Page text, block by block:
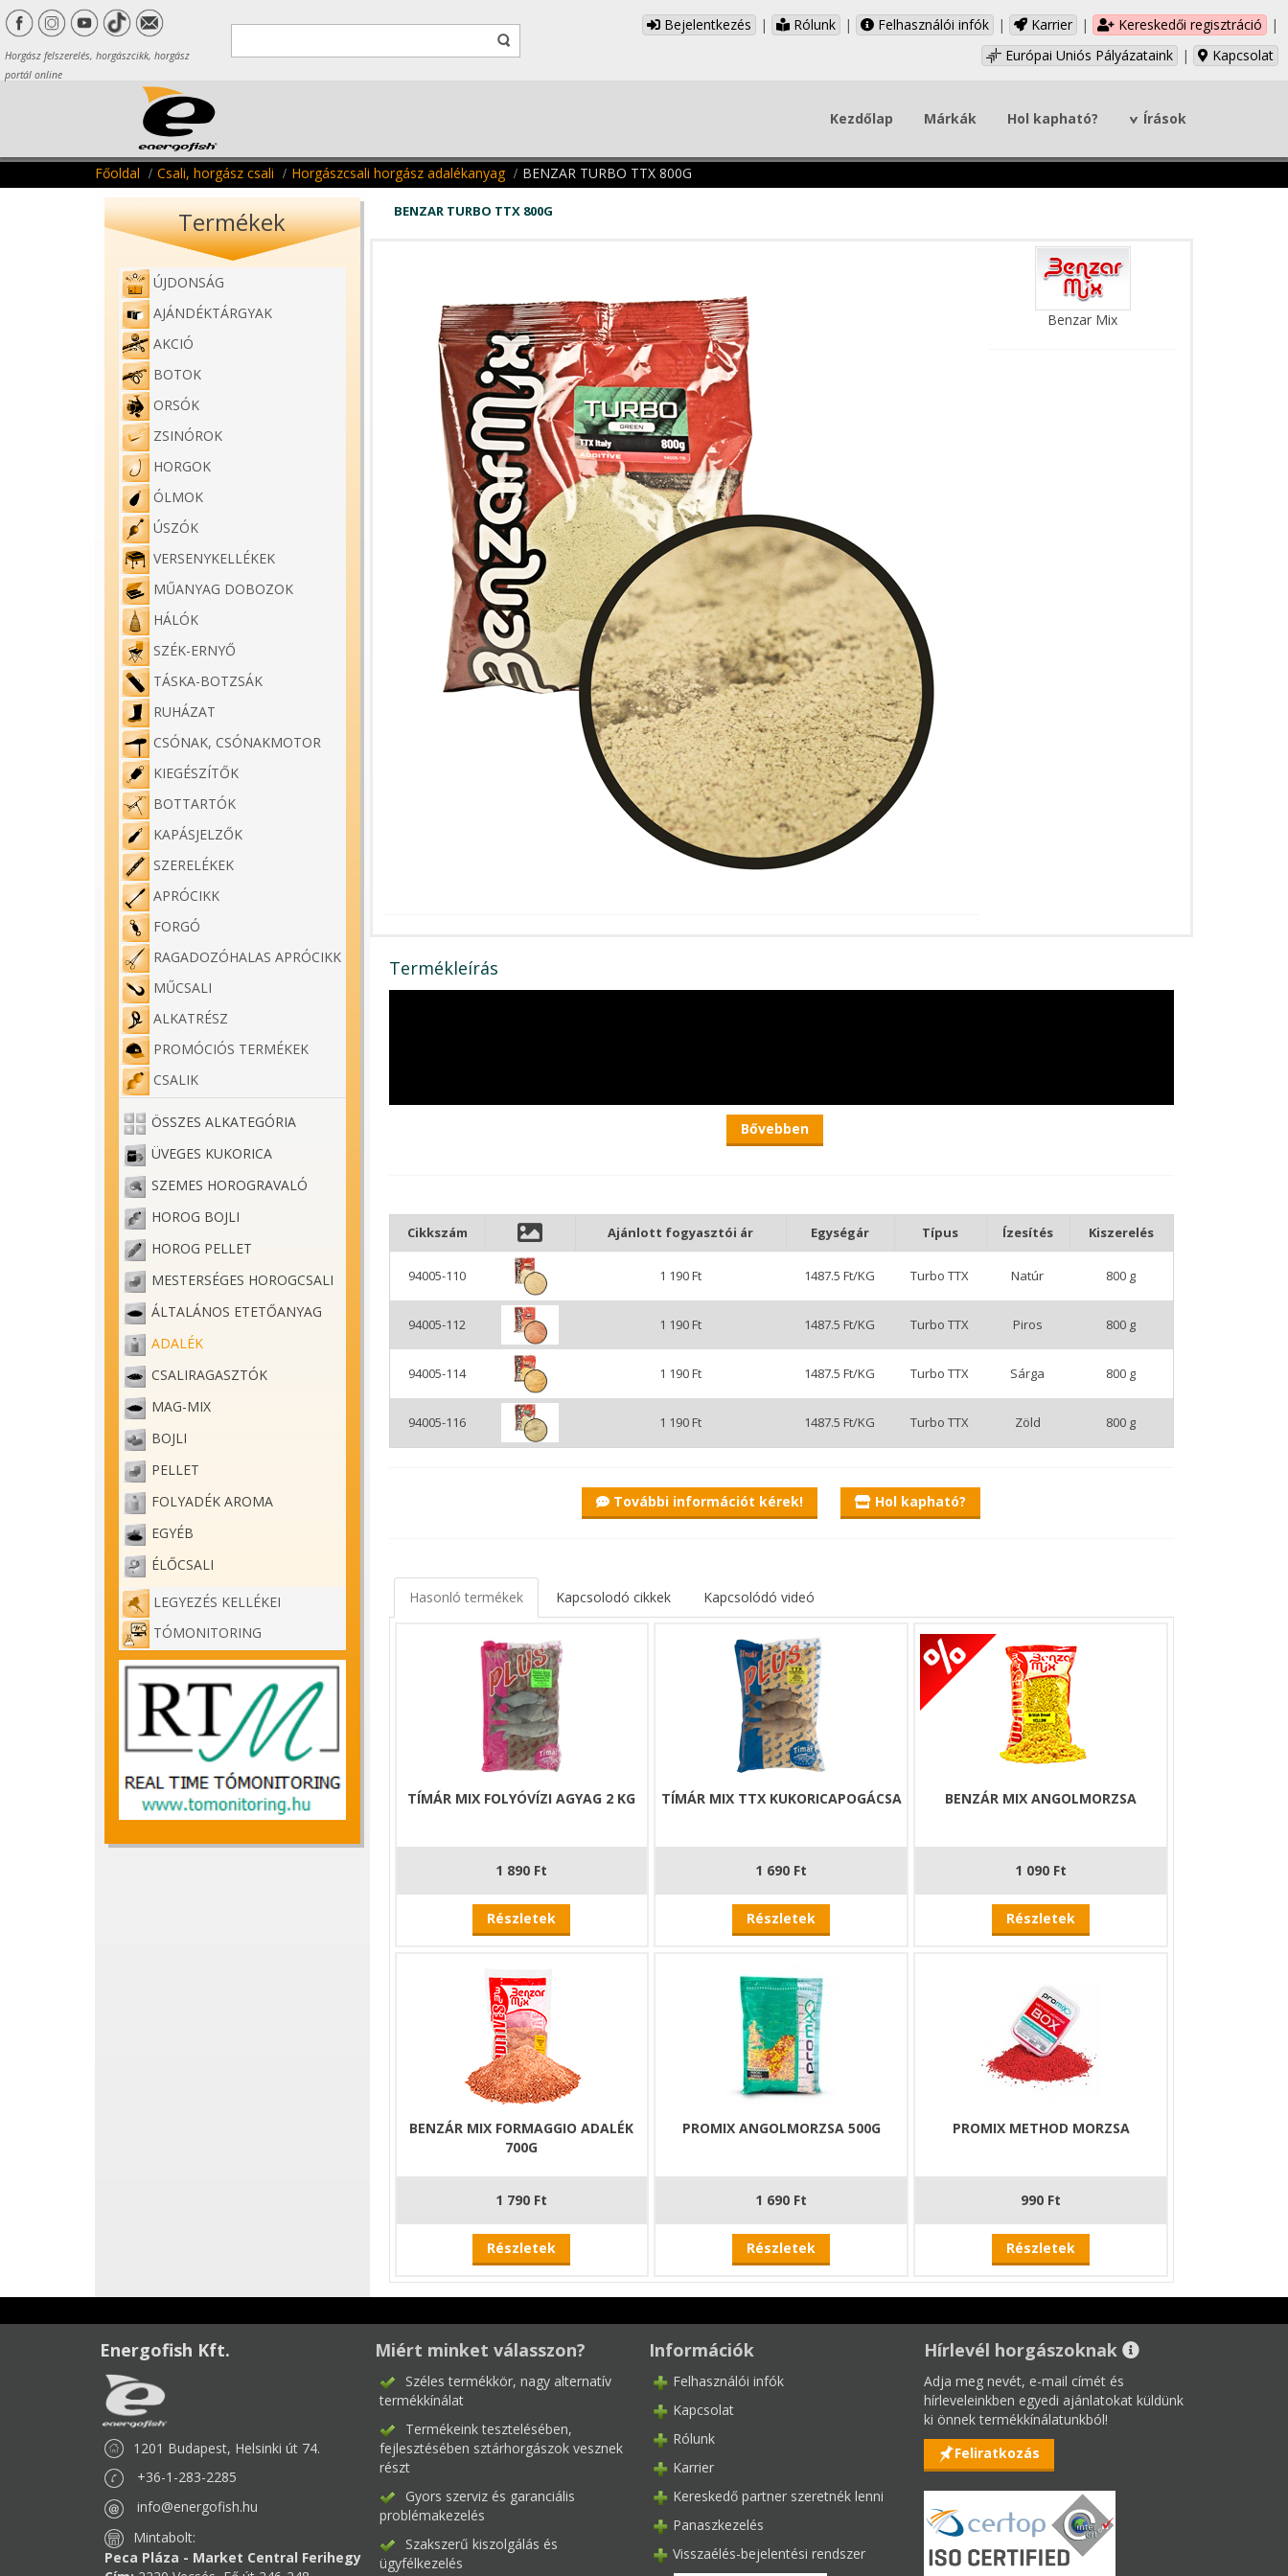
Horgász felszerelés, horgászcikk, horgász
portál online
Bejelentkezés | Rólunk | Felhasználói infók | Karrier | Kereskedői regisztráció
|
Európai Uniós Pályázataink
| Kapcsolat
Kezdőlap Márkák Hol kapható? Írások
Főoldal Csali, horgász csali Horgászcsali horgász adalékanyag BENZAR TURBO TTX 800G
Termékek
ÚJDONSÁG
AJÁNDÉKTÁRGYAK
AKCIÓ
BOTOK
ORSÓK
ZSINÓROK
HORGOK
ÓLMOK
ÚSZÓK
VERSENYKELLÉKEK
MŰANYAG DOBOZOK
HÁLÓK
SZÉK-ERNYŐ
TÁSKA-BOTZSÁK
RUHÁZAT
CSÓNAK, CSÓNAKMOTOR
KIEGÉSZÍTŐK
BOTTARTÓK
KAPÁSJELZŐK
SZERELÉKEK
APRÓCIKK
FORGÓ
RAGADOZÓHALAS APRÓCIKK
MŰCSALI
ALKATRÉSZ
PROMÓCIÓS TERMÉKEK
CSALIK
ÖSSZES ALKATEGÓRIA
ÜVEGES KUKORICA
SZEMES HOROGRAVALÓ
HOROG BOJLI
HOROG PELLET
MESTERSÉGES HOROGCSALI
ÁLTALÁNOS ETETŐANYAG
ADALÉK
CSALIRAGASZTÓK
MAG-MIX
BOJLI
PELLET
FOLYADÉK AROMA
EGYÉB
ÉLŐCSALI
LEGYEZÉS KELLÉKEI
TÓMONITORING
BENZAR TURBO TTX 800G
Benzar Mix
Termékleírás
Elérhető az új Benzar Turbo TTX!
Tökéletes, finomra őrölt Olasz Ttx-ről van szó, ami garancia a kiváló minőségre!
A versenyhorgászok egyik titkos adaléka, akik előszeretettel használják mind a pontyos, mind pedig a keszeges etetőanyagok
tartalmasabbá tétele érdekében.
- Használható, akár önmagában, akár adalékként, más etetőanyaghoz keverve is.
- Sok szemest felvesz, így bátran tudjuk használni, akár bordás kosárral is.
- Elkészült színezett változatokban is, amik a megfelelő színű etetőanyaghoz is tökéletesen passzolnak.
Bővebben
Cikkszám Ajánlott fogyasztói ár Egységár Típus Ízesítés Kiszerelés
94005-110 1 190 Ft 1487.5 Ft/KG Turbo TTX Natúr 800 g
94005-112 1 190 Ft 1487.5 Ft/KG Turbo TTX Piros 800 g
94005-114 1 190 Ft 1487.5 Ft/KG Turbo TTX Sárga 800 g
94005-116 1 190 Ft 1487.5 Ft/KG Turbo TTX Zöld 800 g
További információt kérek! Hol kapható?
Hasonló termékek Kapcsolodó cikkek Kapcsolódó videó
TÍMÁR MIX FOLYÓVÍZI AGYAG 2 KG
1 890 Ft
Részletek
TÍMÁR MIX TTX KUKORICAPOGÁCSA
1 690 Ft
Részletek
BENZÁR MIX ANGOLMORZSA
1 090 Ft
Részletek
BENZÁR MIX FORMAGGIO ADALÉK
700G
1 790 Ft
Részletek
PROMIX ANGOLMORZSA 500G
1 690 Ft
Részletek
PROMIX METHOD MORZSA
990 Ft
Részletek
Energofish Kft.
1201 Budapest, Helsinki út 74.
+36-1-283-2285
info@energofish.hu
Mintabolt:
Peca Pláza - Market Central Ferihegy
Miért minket válasszon?
Széles termékkör, nagy alternatív
termékkínálat
Termékeink tesztelésében,
fejlesztésében sztárhorgászok vesznek
részt
Gyors szerviz és garanciális
problémakezelés
Szakszerű kiszolgálás és
ügyfélkezelés
Információk
Felhasználói infók
Kapcsolat
Rólunk
Karrier
Kereskedő partner szeretnék lenni
Panaszkezelés
Visszaélés-bejelentési rendszer
Hírlevél horgászoknak
Adja meg nevét, e-mail címét és
hírleveleinkben egyedi ajánlatokat küldünk
ki önnek termékkínálatunkból!
Feliratkozás